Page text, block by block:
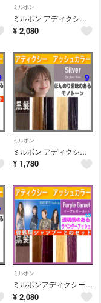
ミルボン
ミルボン アディクシー⑬シルバーベージュとシャンプー【ブリーチとセットで5%割引
¥ 2,080
ミルボン
ミルボン アディクシー ⑨シルバー ブラウンベージュ【ブリーチとセットで5%割引
¥ 1,780
ミルボン
ミルボンアディクシー⑬ラベンダーアッシュとシャンプー【ブリーチとセットで5%割引
¥ 2,080